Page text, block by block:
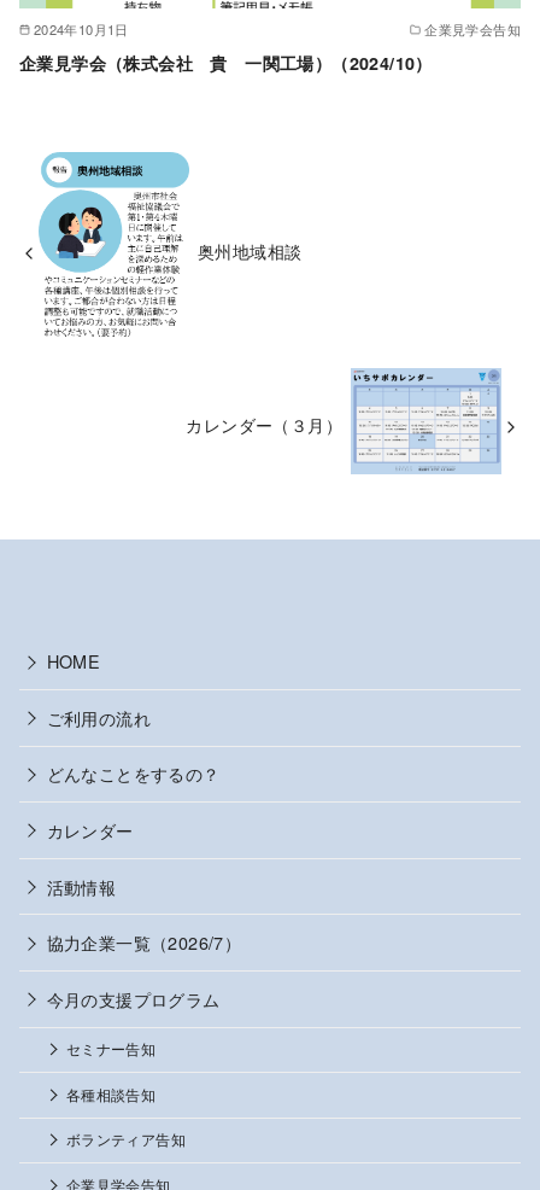
2024年10月1日 企業見学会告知
企業見学会（株式会社 貴 一関工場）（2024/10）
奥州地域相談
カレンダー（３月）
HOME
ご利用の流れ
どんなことをするの？
カレンダー
活動情報
協力企業一覧（2026/7）
今月の支援プログラム
セミナー告知
各種相談告知
ボランティア告知
企業見学会告知